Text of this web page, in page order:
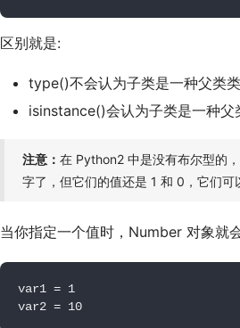
区别就是:
type()不会认为子类是一种父类类
isinstance()会认为子类是一种父
注意： 在 Python2 中是没有布尔型的
字了，但它们的值还是 1 和 0，它们可
当你指定一个值时，Number 对象就
var1 = 1
var2 = 10